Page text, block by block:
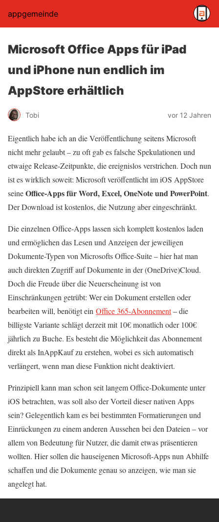
appgemeinde
Microsoft Office Apps für iPad
und iPhone nun endlich im
AppStore erhältlich
Tobi vor 12 Jahren
Eigentlich habe ich an die Veröffentlichung seitens Microsoft
nicht mehr gelaubt – zu oft gab es falsche Spekulationen und
etwaige Release-Zeitpunkte, die ereignislos verstrichen. Doch nun
ist es wirklich soweit: Microsoft veröffentlicht im iOS AppStore
seineOffice-Apps für Word, Excel, OneNote und PowerPoint.
Der Download ist kostenlos, die Nutzung aber eingeschränkt.
Die einzelnen Office-Apps lassen sich komplett kostenlos laden
und ermöglichen das Lesen und Anzeigen der jeweiligen
Dokumente-Typen von Microsofts Office-Suite – hier hat man
auch direkten Zugriff auf Dokumente in der (OneDrive)Cloud.
Doch die Freude über die Neuerscheinung ist von
Einschränkungen getrübt: Wer ein Dokument erstellen oder
bearbeiten will, benötigt ein Office 365-Abonnement– die
billigste Variante schlägt derzeit mit 10€ monatlich oder 100€
jährlich zu Buche. Es besteht die Möglichkeit das Abonnement
direkt als InAppKauf zu erstehen, wobei es sich automatisch
verlängert, wenn man diese Funktion nicht deaktiviert.
Prinzipiell kann man schon seit langem Office-Dokumente unter
iOS betrachten, was soll also der Vorteil dieser nativen Apps
sein? Gelegentlich kam es bei bestimmten Formatierungen und
Einrückungen zu einem anderen Aussehen bei den Dateien – vor
allem von Bedeutung für Nutzer, die damit etwas präsentieren
wollten. Hier sollen die hauseigenen Microsoft-Apps nun Abhilfe
schaffen und die Dokumente genau so anzeigen, wie man sie
angelegt hat.